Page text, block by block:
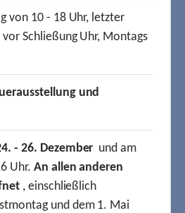
von 10 - 18 Uhr, letzter
Schließung Uhr, Montags
und
- 26. Dezember und am
Uhr. An allen anderen
, einschließlich
und dem 1. Mai